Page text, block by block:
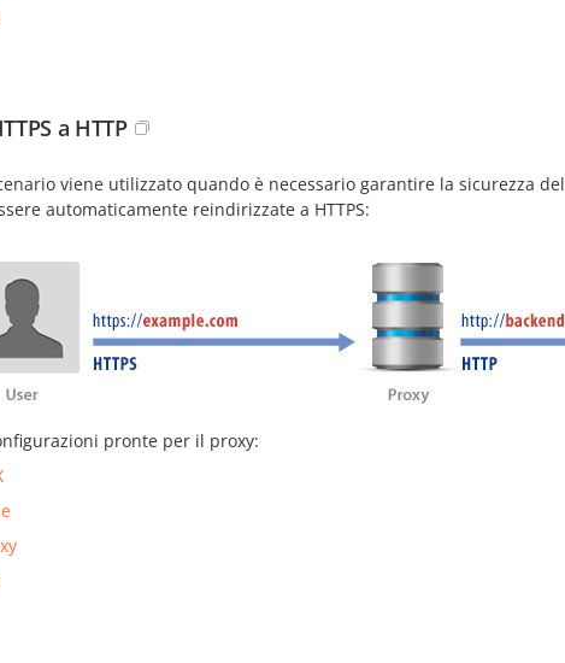
a HTTP
viene utilizzato quando è necessario garantire la sicurezza
automaticamente reindirizzate a HTTPS:
pronte per il proxy: